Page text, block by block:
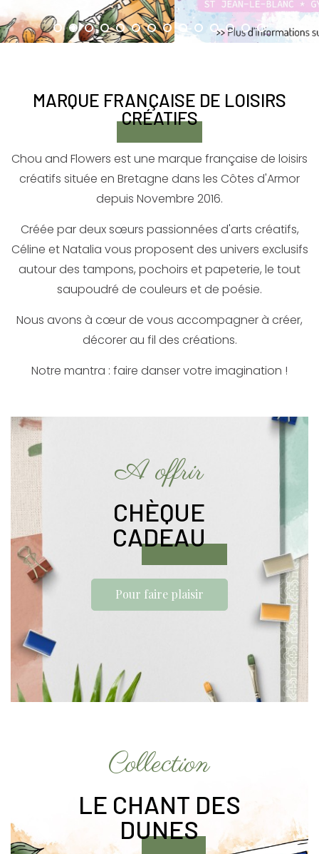
MARQUE FRANÇAISE DE LOISIRS
CRÉATIFS
Chou and Flowers est une marque française de loisirs
créatifs située en Bretagne dans les Côtes d'Armor
depuis Novembre 2016.
Créée par deux sœurs passionnées d'arts créatifs,
Céline et Natalia vous proposent des univers exclusifs
autour des tampons, pochoirs et papeterie, le tout
saupoudré de couleurs et de poésie.
Nous avons à cœur de vous accompagner à créer,
décorer au fil des créations.
Notre mantra : faire danser votre imagination !
A offrir
CHÈQUE
CADEAU
Pour faire plaisir
Collection
LE CHANT DES
DUNES